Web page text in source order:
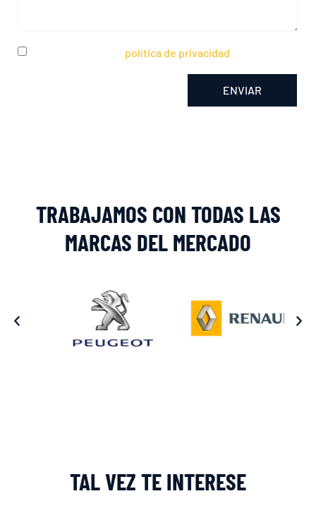
política de privacidad
ENVIAR
TRABAJAMOS CON TODAS LAS
MARCAS DEL MERCADO
TAL VEZ TE INTERESE